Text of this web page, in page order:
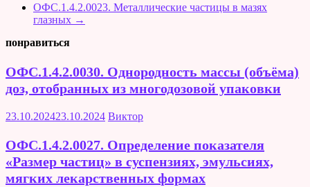
ОФС.1.4.2.0023. Металлические частицы в мазях
глазных →
понравиться
ОФС.1.4.2.0030. Однородность массы (объёма)
доз, отобранных из многодозовой упаковки
23.10.202423.10.2024 Виктор
ОФС.1.4.2.0027. Определение показателя
«Размер частиц» в суспензиях, эмульсиях,
мягких лекарственных формах